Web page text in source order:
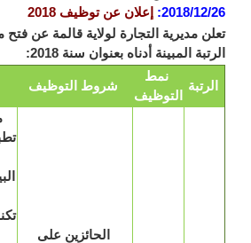
2018/
:إعلان عن توظيف 2018
مديرية التجارة لولاية قالمة عن فتح
المبينة أدناه بعنوان سنة 2018:
شروط التوظيف
التوظيف
تطبيقية،
تكنولوجيا
الحائزين على